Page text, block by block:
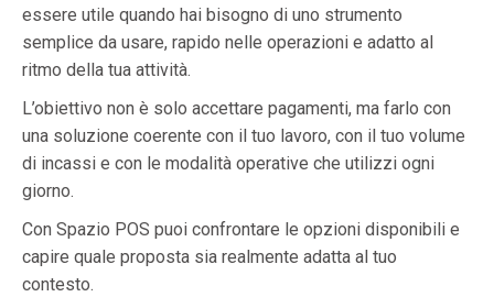
essere utile quando hai bisogno di uno strumento
semplice da usare, rapido nelle operazioni e adatto al
ritmo della tua attività.
L’obiettivo non è solo accettare pagamenti, ma farlo con
una soluzione coerente con il tuo lavoro, con il tuo volume
di incassi e con le modalità operative che utilizzi ogni
giorno.
Con Spazio POS puoi confrontare le opzioni disponibili e
capire quale proposta sia realmente adatta al tuo
contesto.